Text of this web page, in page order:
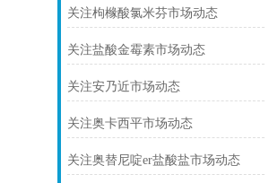
关注枸橼酸氯米芬市场动态
关注盐酸金霉素市场动态
关注安乃近市场动态
关注奥卡西平市场动态
关注奥替尼啶er盐酸盐市场动态